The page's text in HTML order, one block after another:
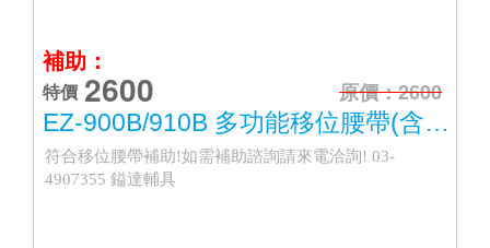
補助：
特價 2600
原價：2600
EZ-900B/910B 多功能移位腰帶(含胯下帶)
符合移位腰帶補助!如需補助諮詢請來電洽詢! 03-
4907355 鎰達輔具